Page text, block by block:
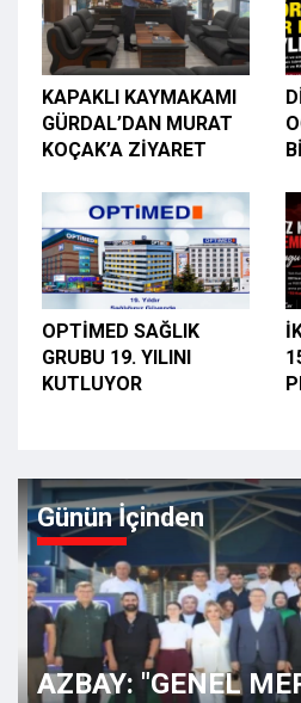
KAPAKLI KAYMAKAMI
GÜRDAL’DAN MURAT
KOÇAK’A ZİYARET
OPTİMED SAĞLIK
GRUBU 19. YILINI
KUTLUYOR
Günün İçinden
AZBAY: "GENEL